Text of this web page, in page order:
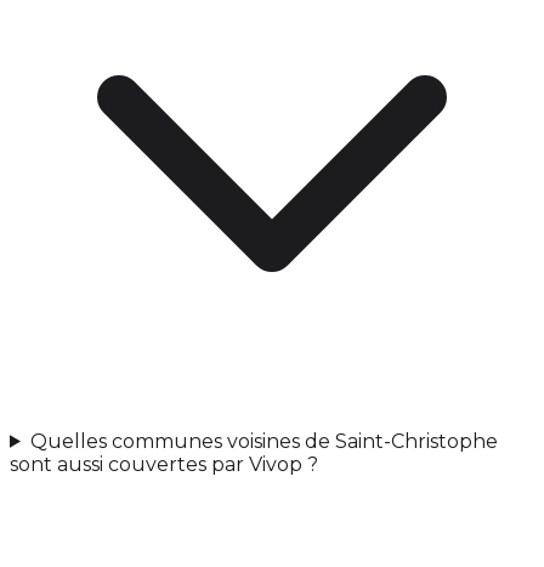
Quelles communes voisines de Saint-Christophe
sont aussi couvertes par Vivop ?